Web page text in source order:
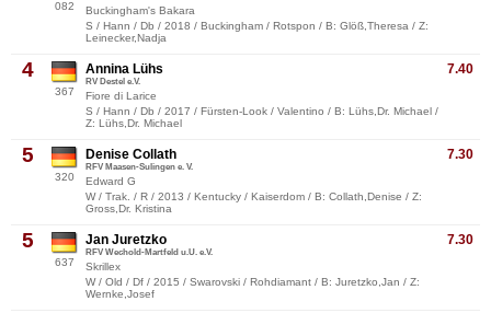
082
Buckingham's Bakara
S / Hann / Db / 2018 / Buckingham / Rotspon / B: Glöß,Theresa / Z:
Leinecker,Nadja
4
367
7.40
Annina Lühs
RV Destel e.V.
Fiore di Larice
S / Hann / Db / 2017 / Fürsten-Look / Valentino / B: Lühs,Dr. Michael /
Z: Lühs,Dr. Michael
5
320
7.30
Denise Collath
RFV Maasen-Sulingen e. V.
Edward G
W / Trak. / R / 2013 / Kentucky / Kaiserdom / B: Collath,Denise / Z:
Gross,Dr. Kristina
5
637
7.30
Jan Juretzko
RFV Wechold-Martfeld u.U. e.V.
Skrillex
W / Old / Df / 2015 / Swarovski / Rohdiamant / B: Juretzko,Jan / Z:
Wernke,Josef